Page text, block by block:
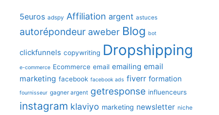
5euros adspy Affiliation argent astuces
autorépondeur aweber Blog bot
clickfunnels copywriting Dropshipping
e-commerce Ecommerce email emailing email
marketing facebook facebook ads fiverr formation
fournisseur gagner argent getresponse influenceurs
instagram klaviyo marketing newsletter niche